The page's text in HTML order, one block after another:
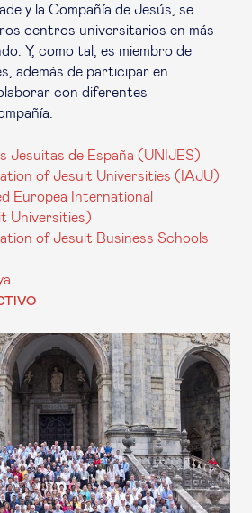
y la Compañía de Jesús, se
centros universitarios en más
Y, como tal, es miembro de
además de participar en
con diferentes
Jesuitas de España (UNIJES)
of Jesuit Universities (IAJU)
Europea International
Universities)
of Jesuit Business Schools